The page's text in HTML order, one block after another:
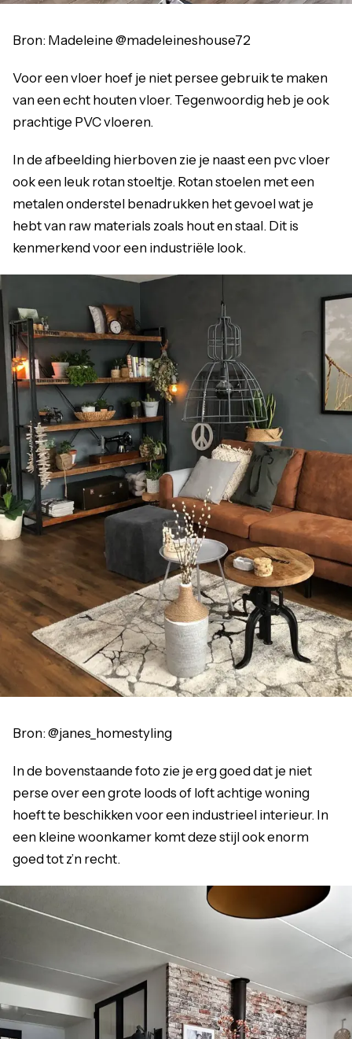
Bron: Madeleine @madeleineshouse72
Voor een vloer hoef je niet persee gebruik te maken
van een echt houten vloer. Tegenwoordig heb je ook
prachtige PVC vloeren.
In de afbeelding hierboven zie je naast een pvc vloer
ook een leuk rotan stoeltje. Rotan stoelen met een
metalen onderstel benadrukken het gevoel wat je
hebt van raw materials zoals hout en staal. Dit is
kenmerkend voor een industriële look.
Bron: @janes_homestyling
In de bovenstaande foto zie je erg goed dat je niet
perse over een grote loods of loft achtige woning
hoeft te beschikken voor een industrieel interieur. In
een kleine woonkamer komt deze stijl ook enorm
goed tot z’n recht.